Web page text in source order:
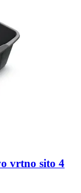
vrtno sito 4